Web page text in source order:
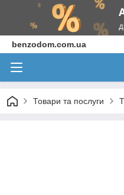
benzodom.com.ua
Товари та послуги